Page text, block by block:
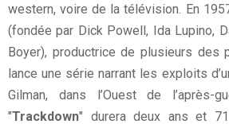
western, voire de la télévision. En
(fondée par Dick Powell, Ida Lupino,
Boyer), productrice de plusieurs des
lance une série narrant les exploits
Gilman, dans l’Ouest de l’après-
"Trackdown" durera deux ans et